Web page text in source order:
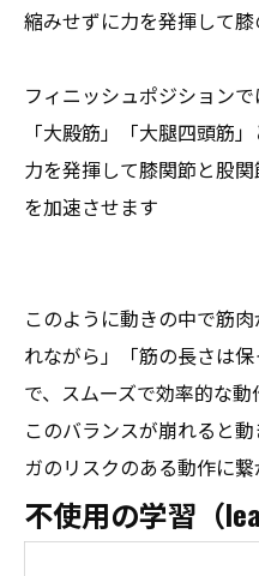
縮みせずに力を発揮して
フィニッシュポジションで
「大殿筋」「大腿四頭筋
力を発揮して膝関節と股
を加速させます
このように動きの中で筋
れながら」「筋の長さは
で、スムーズで効率的な動
このバランスが崩れると
ガのリスクのある動作に
不使用の学習（